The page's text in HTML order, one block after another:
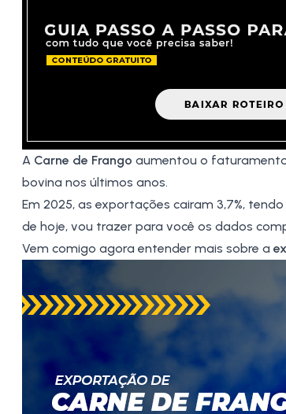
A Carne de Frango aumentou o
bovina nos últimos anos.
Em 2025, as exportações cairam 3,7%,
de hoje, vou trazer para você os dados
Vem comigo agora entender mais sobre a